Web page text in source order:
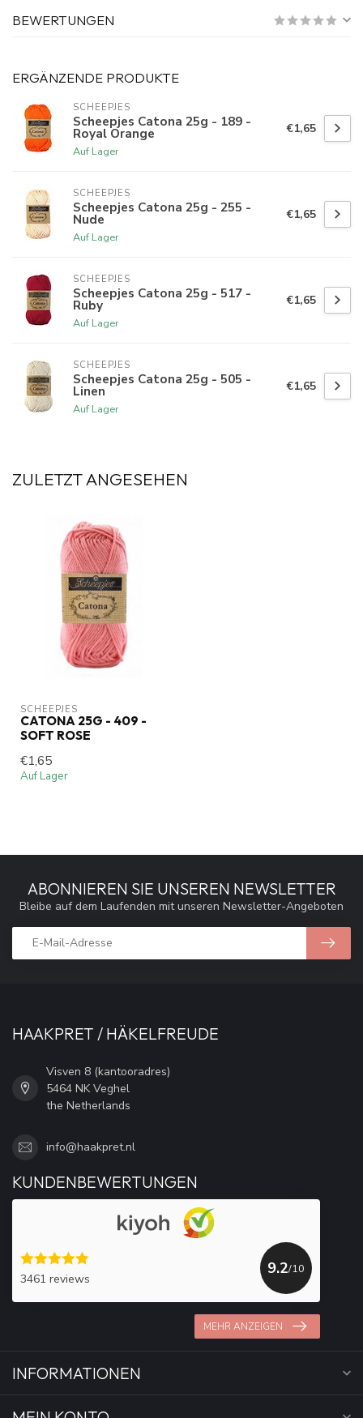
BEWERTUNGEN
ERGÄNZENDE PRODUKTE
SCHEEPJES
Scheepjes Catona 25g - 189 -
Royal Orange
Auf Lager
€1,65
SCHEEPJES
Scheepjes Catona 25g - 255 -
Nude
Auf Lager
€1,65
SCHEEPJES
Scheepjes Catona 25g - 517 -
Ruby
Auf Lager
€1,65
SCHEEPJES
Scheepjes Catona 25g - 505 -
Linen
Auf Lager
€1,65
ZULETZT ANGESEHEN
SCHEEPJES
CATONA 25G - 409 -
SOFT ROSE
€1,65
Auf Lager
ABONNIEREN SIE UNSEREN NEWSLETTER
Bleibe auf dem Laufenden mit unseren Newsletter-Angeboten
HAAKPRET / HÄKELFREUDE
Visven 8 (kantooradres)
5464 NK Veghel
the Netherlands
info@haakpret.nl
KUNDENBEWERTUNGEN
3461 reviews
9.2/10
MEHR ANZEIGEN
INFORMATIONEN